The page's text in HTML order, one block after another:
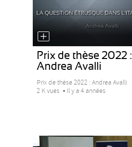
Prix de thèse 2022 :
Andrea Avalli
Prix de thèse 2022 : Andrea Avalli
2 K vues
Il y a 4 années